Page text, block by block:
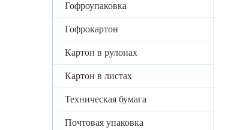
Гофроупаковка
Гофрокартон
Картон в рулонах
Картон в листах
Техническая бумага
Почтовая упаковка